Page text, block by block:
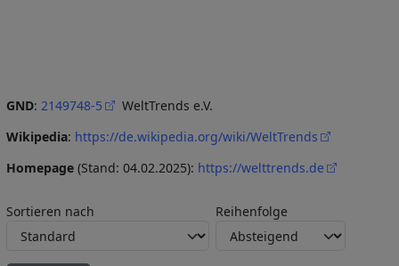
GND: 2149748-5
WeltTrends e.V.
Wikipedia: https://de.wikipedia.org/wiki/WeltTrends
Homepage (Stand: 04.02.2025): https://welttrends.de
Sortieren nach Reihenfolge